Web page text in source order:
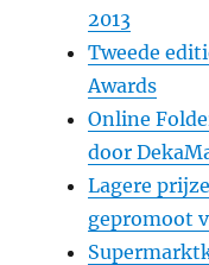
2013
Tweede
Awards
Online
door
Lagere
gepromoot